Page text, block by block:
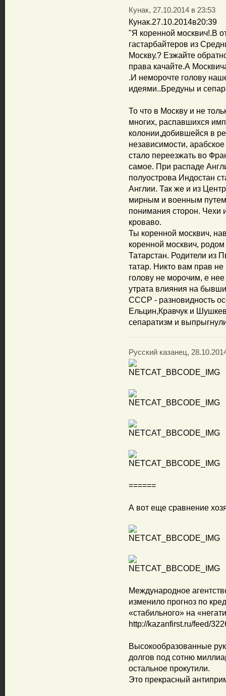
Кунак, 27.10.2014 в 23:53
Кунак.27.10.2014в20:39
"Я коренной москвич!.В
гастарбайтеров из
Москву.? Езжайте
права качайте.А
.И неморочте голову
идеями..Бредуны и
То что в Москву и не
многих, распавшихся
колонии,добившейся в
независимости,
стало переезжать во
самое. При распаде
полуострова Индостан
Англии. Так же и из
мирным и военным
понимания сторон. Чехи
кроваво.
Ты коренной москвич,
коренной москвич,
Татарстан. Родители из
татар. Никто вам прав не
голову не морочим, е
утрата влияния на
СССР - разновидность
Ельцин,Кравчук и
сепаратизм и
Русский казанец,
======
А вот еще сравнение
Международное
изменило прогноз по
«стабильного» на
http://kazanfirst.ru/feed/
Высокообразованные
долгов под сотню
остальное прокутили.
Это прекрасный